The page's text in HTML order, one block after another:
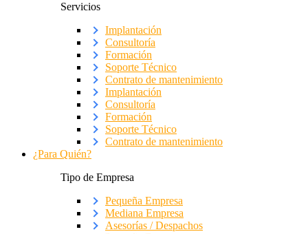
Servicios
Implantación
Consultoría
Formación
Soporte Técnico
Contrato de mantenimiento
Implantación
Consultoría
Formación
Soporte Técnico
Contrato de mantenimiento
¿Para Quién?
Tipo de Empresa
Pequeña Empresa
Mediana Empresa
Asesorías / Despachos